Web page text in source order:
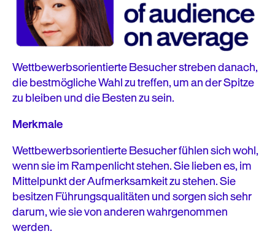
Wettbewerbsorientierte Besucher streben danach,
die bestmögliche Wahl zu treffen, um an der Spitze
zu bleiben und die Besten zu sein.
Merkmale
Wettbewerbsorientierte Besucher fühlen sich wohl,
wenn sie im Rampenlicht stehen. Sie lieben es, im
Mittelpunkt der Aufmerksamkeit zu stehen. Sie
besitzen Führungsqualitäten und sorgen sich sehr
darum, wie sie von anderen wahrgenommen
werden.